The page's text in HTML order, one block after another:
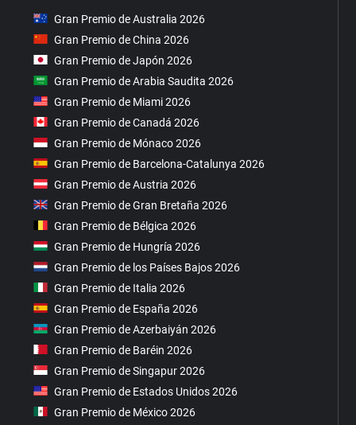
Gran Premio de Australia 2026
Gran Premio de China 2026
Gran Premio de Japón 2026
Gran Premio de Arabia Saudita 2026
Gran Premio de Miami 2026
Gran Premio de Canadá 2026
Gran Premio de Mónaco 2026
Gran Premio de Barcelona-Catalunya 2026
Gran Premio de Austria 2026
Gran Premio de Gran Bretaña 2026
Gran Premio de Bélgica 2026
Gran Premio de Hungría 2026
Gran Premio de los Países Bajos 2026
Gran Premio de Italia 2026
Gran Premio de España 2026
Gran Premio de Azerbaiyán 2026
Gran Premio de Baréin 2026
Gran Premio de Singapur 2026
Gran Premio de Estados Unidos 2026
Gran Premio de México 2026